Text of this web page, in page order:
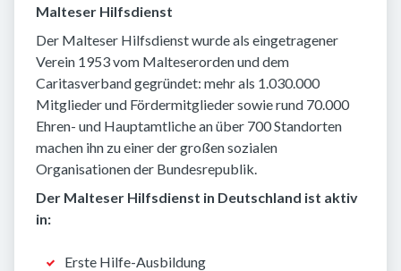
Malteser Hilfsdienst
Der Malteser Hilfsdienst wurde als eingetragener
Verein 1953 vom Malteserorden und dem
Caritasverband gegründet: mehr als 1.030.000
Mitglieder und Fördermitglieder sowie rund 70.000
Ehren- und Hauptamtliche an über 700 Standorten
machen ihn zu einer der großen sozialen
Organisationen der Bundesrepublik.
Der Malteser Hilfsdienst in Deutschland ist aktiv
in:
Erste Hilfe-Ausbildung